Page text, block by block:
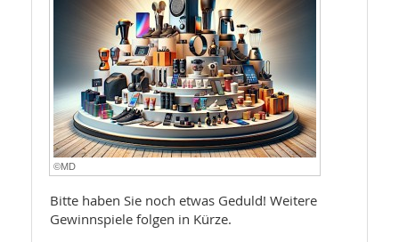
©MD
Bitte haben Sie noch etwas Geduld! Weitere
Gewinnspiele folgen in Kürze.